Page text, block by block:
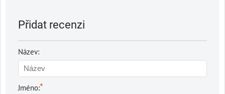
Přidat recenzi
Název:
Jméno:*